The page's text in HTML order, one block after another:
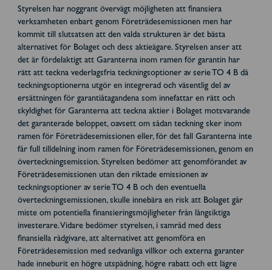
Styrelsen har noggrant övervägt möjligheten att finansiera
verksamheten enbart genom Företrädesemissionen men har
kommit till slutsatsen att den valda strukturen är det bästa
alternativet för Bolaget och dess aktieägare. Styrelsen anser att
det är fördelaktigt att Garanterna inom ramen för garantin har
rätt att teckna vederlagsfria teckningsoptioner av serie TO 4 B då
teckningsoptionerna utgör en integrerad och väsentlig del av
ersättningen för garantiåtagandena som innefattar en rätt och
skyldighet för Garanterna att teckna aktier i Bolaget motsvarande
det garanterade beloppet, oavsett om sådan teckning sker inom
ramen för Företrädesemissionen eller, för det fall Garanterna inte
får full tilldelning inom ramen för Företrädesemissionen, genom en
överteckningsemission. Styrelsen bedömer att genomförandet av
Företrädesemissionen utan den riktade emissionen av
teckningsoptioner av serie TO 4 B och den eventuella
överteckningsemissionen, skulle innebära en risk att Bolaget går
miste om potentiella finansieringsmöjligheter från långsiktiga
investerare. Vidare bedömer styrelsen, i samråd med dess
finansiella rådgivare, att alternativet att genomföra en
Företrädesemission med sedvanliga villkor och externa garanter
hade inneburit en högre utspädning, högre rabatt och ett lägre